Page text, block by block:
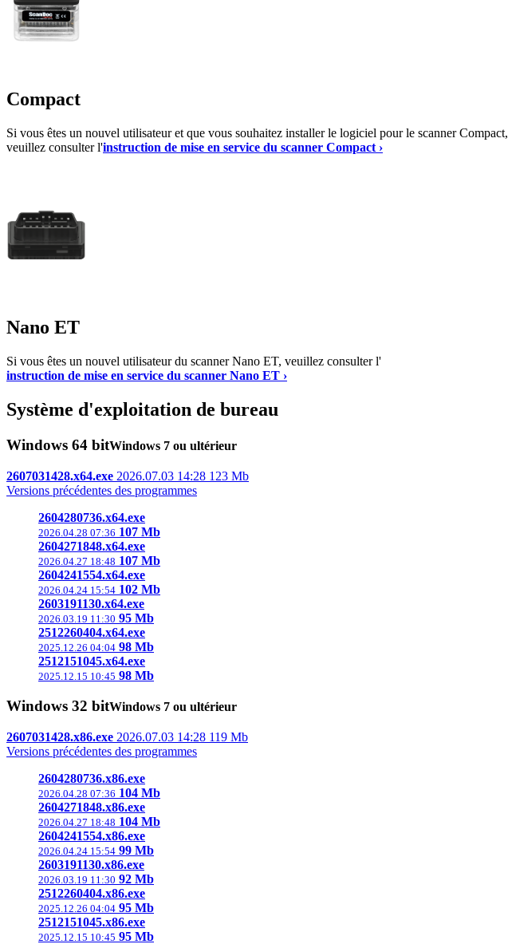
Compact
Si vous êtes un nouvel utilisateur et que vous souhaitez installer le logiciel pour le scanner Compact,
veuillez consulter l'instruction de mise en service du scanner Compact ›
Nano ET
Si vous êtes un nouvel utilisateur du scanner Nano ET, veuillez consulter l'
instruction de mise en service du scanner Nano ET ›
Système d'exploitation de bureau
Windows 64 bitWindows 7 ou ultérieur
2607031428.x64.exe 2026.07.03 14:28 123 Mb
Versions précédentes des programmes
2604280736.x64.exe
2026.04.28 07:36 107 Mb
2604271848.x64.exe
2026.04.27 18:48 107 Mb
2604241554.x64.exe
2026.04.24 15:54 102 Mb
2603191130.x64.exe
2026.03.19 11:30 95 Mb
2512260404.x64.exe
2025.12.26 04:04 98 Mb
2512151045.x64.exe
2025.12.15 10:45 98 Mb
Windows 32 bitWindows 7 ou ultérieur
2607031428.x86.exe 2026.07.03 14:28 119 Mb
Versions précédentes des programmes
2604280736.x86.exe
2026.04.28 07:36 104 Mb
2604271848.x86.exe
2026.04.27 18:48 104 Mb
2604241554.x86.exe
2026.04.24 15:54 99 Mb
2603191130.x86.exe
2026.03.19 11:30 92 Mb
2512260404.x86.exe
2025.12.26 04:04 95 Mb
2512151045.x86.exe
2025.12.15 10:45 95 Mb